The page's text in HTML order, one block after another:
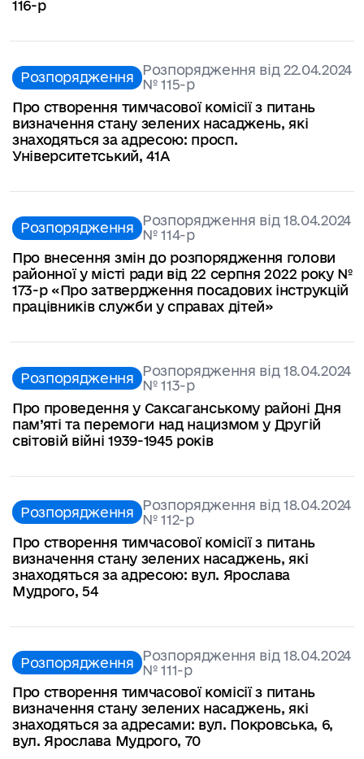
116-р
Розпорядження Розпорядження від 22.04.2024
№ 115-р
Про створення тимчасової комісії з питань
визначення стану зелених насаджень, які
знаходяться за адресою: просп.
Університетський, 41А
Розпорядження Розпорядження від 18.04.2024
№ 114-р
Про внесення змін до розпорядження голови
районної у місті ради від 22 серпня 2022 року №
173-р «Про затвердження посадових інструкцій
працівників служби у справах дітей»
Розпорядження Розпорядження від 18.04.2024
№ 113-р
Про проведення у Саксаганському районі Дня
пам’яті та перемоги над нацизмом у Другій
світовій війні 1939-1945 років
Розпорядження Розпорядження від 18.04.2024
№ 112-р
Про створення тимчасової комісії з питань
визначення стану зелених насаджень, які
знаходяться за адресою: вул. Ярослава
Мудрого, 54
Розпорядження Розпорядження від 18.04.2024
№ 111-р
Про створення тимчасової комісії з питань
визначення стану зелених насаджень, які
знаходяться за адресами: вул. Покровська, 6,
вул. Ярослава Мудрого, 70